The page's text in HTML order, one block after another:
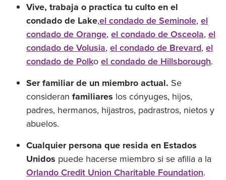
Vive, trabaja o practica tu culto en el
condado de Lake,el condado de Seminole, el
condado de Orange, el condado de Osceola, el
condado de Volusia, el condado de Brevard, el
condado de Polkoel condado de Hillsborough.
Ser familiar de un miembro actual. Se
consideran familiares los cónyuges, hijos,
padres, hermanos, hijastros, padrastros, nietos y
abuelos.
Cualquier persona que resida en Estados
Unidos puede hacerse miembro si se afilia a la
Orlando Credit Union Charitable Foundation.